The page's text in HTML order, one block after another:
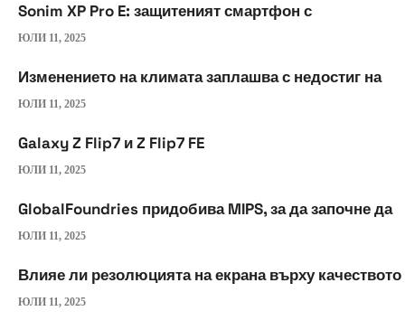
Sonim XP Pro E: защитеният смартфон с
ЮЛИ 11, 2025
Изменението на климата заплашва с недостиг на
ЮЛИ 11, 2025
Galaxy Z Flip7 и Z Flip7 FE
ЮЛИ 11, 2025
GlobalFoundries придобива MIPS, за да започне да
ЮЛИ 11, 2025
Влияе ли резолюцията на екрана върху качеството
ЮЛИ 11, 2025